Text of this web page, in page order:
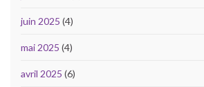
juin 2025 (4)
mai 2025 (4)
avril 2025 (6)